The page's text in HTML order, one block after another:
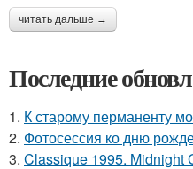
читать дальше →
Последние
1. К старому перманенту
2. Фотосессия ко дню
3. Classique 1995. Midnight